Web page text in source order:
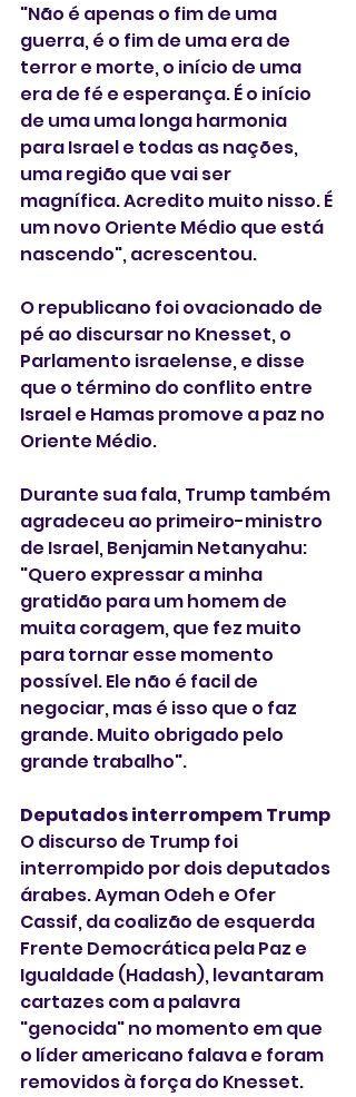
"Não é apenas o fim de uma
guerra, é o fim de uma era de
terror e morte, o início de uma
era de fé e esperança. É o início
de uma uma longa harmonia
para Israel e todas as nações,
uma região que vai ser
magnífica. Acredito muito nisso. É
um novo Oriente Médio que está
nascendo", acrescentou.
O republicano foi ovacionado de
pé ao discursar no Knesset, o
Parlamento israelense, e disse
que o término do conflito entre
Israel e Hamas promove a paz no
Oriente Médio.
Durante sua fala, Trump também
agradeceu ao primeiro-ministro
de Israel, Benjamin Netanyahu:
"Quero expressar a minha
gratidão para um homem de
muita coragem, que fez muito
para tornar esse momento
possível. Ele não é facil de
negociar, mas é isso que o faz
grande. Muito obrigado pelo
grande trabalho".
Deputados interrompem Trump
O discurso de Trump foi
interrompido por dois deputados
árabes. Ayman Odeh e Ofer
Cassif, da coalizão de esquerda
Frente Democrática pela Paz e
Igualdade (Hadash), levantaram
cartazes com a palavra
"genocida" no momento em que
o líder americano falava e foram
removidos à força do Knesset.